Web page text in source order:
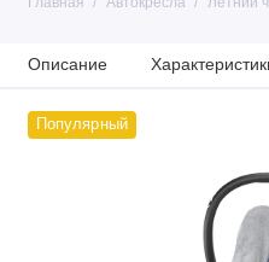
Описание
Популярный